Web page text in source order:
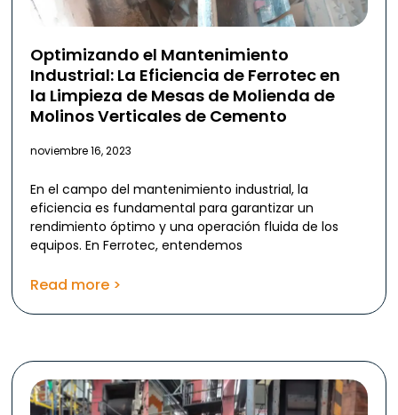
Optimizando el Mantenimiento
Industrial: La Eficiencia de Ferrotec en
la Limpieza de Mesas de Molienda de
Molinos Verticales de Cemento
noviembre 16, 2023
En el campo del mantenimiento industrial, la
eficiencia es fundamental para garantizar un
rendimiento óptimo y una operación fluida de los
equipos. En Ferrotec, entendemos
Read more >